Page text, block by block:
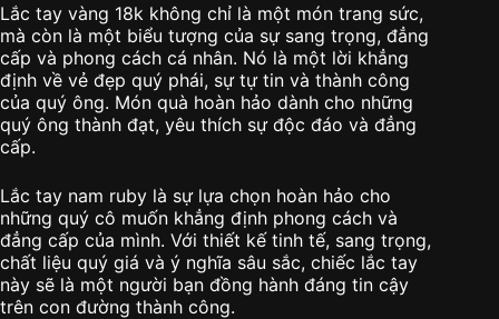
Lắc tay vàng 18k không chỉ là một món trang sức,
mà còn là một biểu tượng của sự sang trọng, đẳng
cấp và phong cách cá nhân. Nó là một lời khẳng
định về vẻ đẹp quý phái, sự tự tin và thành công
của quý ông. Món quà hoàn hảo dành cho những
quý ông thành đạt, yêu thích sự độc đáo và đẳng
cấp.
Lắc tay nam ruby là sự lựa chọn hoàn hảo cho
những quý cô muốn khẳng định phong cách và
đẳng cấp của mình. Với thiết kế tinh tế, sang trọng,
chất liệu quý giá và ý nghĩa sâu sắc, chiếc lắc tay
này sẽ là một người bạn đồng hành đáng tin cậy
trên con đường thành công.